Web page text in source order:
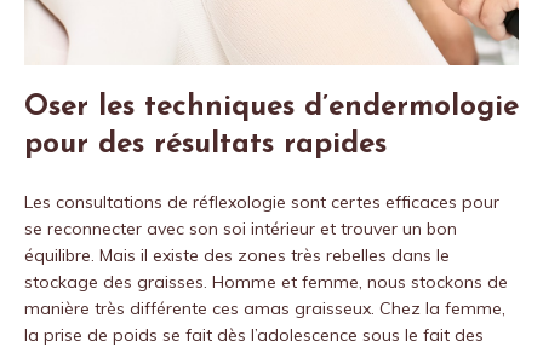
Oser les techniques d’endermologie
pour des résultats rapides
Les consultations de réflexologie sont certes efficaces pour
se reconnecter avec son soi intérieur et trouver un bon
équilibre. Mais il existe des zones très rebelles dans le
stockage des graisses. Homme et femme, nous stockons de
manière très différente ces amas graisseux. Chez la femme,
la prise de poids se fait dès l’adolescence sous le fait des